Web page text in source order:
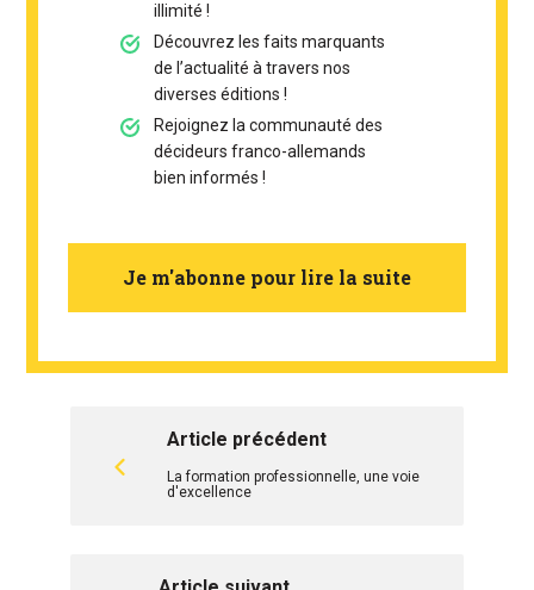
illimité !
Découvrez les faits marquants
de l’actualité à travers nos
diverses éditions !
Rejoignez la communauté des
décideurs franco-allemands
bien informés !
Je m'abonne pour lire la suite
Article précédent
La formation professionnelle, une voie
d'excellence